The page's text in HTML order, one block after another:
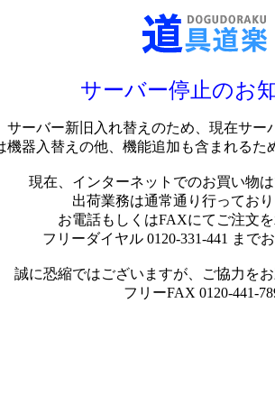
サーバー停止のお
サーバー新旧入れ替えのため、現在サー
機器入替えの他、機能追加も含まれるた
現在、インターネットでのお買い物は
出荷業務は通常通り行ってお
お電話もしくはFAXにてご注文を
フリーダイヤル 0120-331-441 まで
誠に恐縮ではございますが、ご協力をお
フリーFAX 0120-441-